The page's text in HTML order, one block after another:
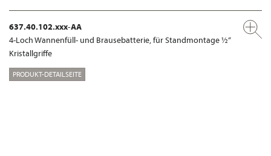
637.40.102.xxx-AA
4-Loch Wannenfüll- und Brausebatterie, für Standmontage ½“
Kristallgriffe
PRODUKT-DETAILSEITE